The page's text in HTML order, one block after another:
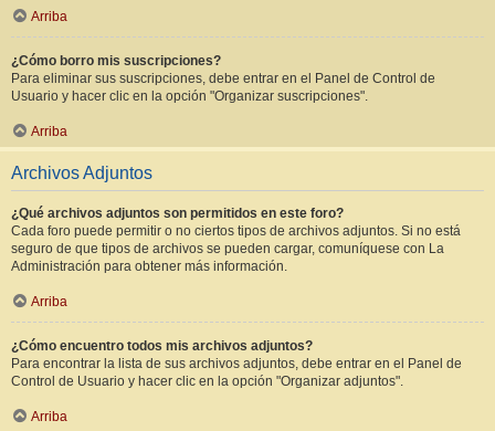
Arriba
¿Cómo borro mis suscripciones?
Para eliminar sus suscripciones, debe entrar en el Panel de Control de
Usuario y hacer clic en la opción "Organizar suscripciones".
Arriba
Archivos Adjuntos
¿Qué archivos adjuntos son permitidos en este foro?
Cada foro puede permitir o no ciertos tipos de archivos adjuntos. Si no está
seguro de que tipos de archivos se pueden cargar, comuníquese con La
Administración para obtener más información.
Arriba
¿Cómo encuentro todos mis archivos adjuntos?
Para encontrar la lista de sus archivos adjuntos, debe entrar en el Panel de
Control de Usuario y hacer clic en la opción "Organizar adjuntos".
Arriba